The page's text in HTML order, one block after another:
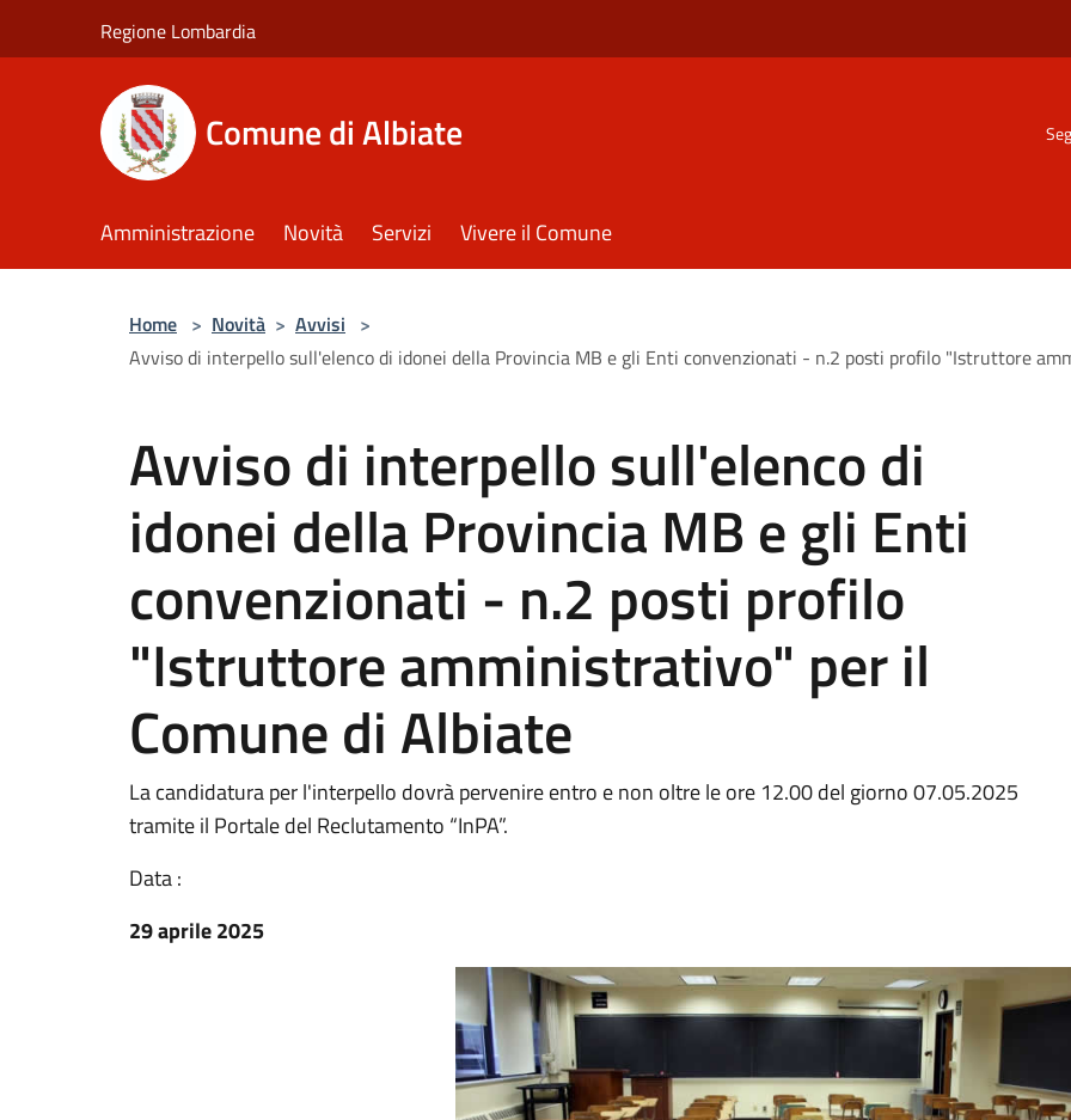
Regione Lombardia
Comune di Albiate
Amministrazione Novità Servizi Vivere il Comune
Home > Novità > Avvisi >
Avviso di interpello sull'elenco di idonei della Provincia MB e gli Enti convenzionati - n.2 posti profilo "Istruttore
Avviso di interpello sull'elenco di
idonei della Provincia MB e gli Enti
convenzionati - n.2 posti profilo
"Istruttore amministrativo" per il
Comune di Albiate
La candidatura per l'interpello dovrà pervenire entro e non oltre le ore 12.00 del giorno 07.05.2025
tramite il Portale del Reclutamento “InPA”.
Data :
29 aprile 2025